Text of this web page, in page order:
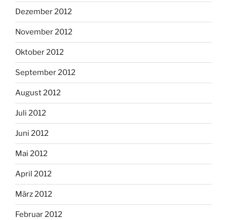
Dezember 2012
November 2012
Oktober 2012
September 2012
August 2012
Juli 2012
Juni 2012
Mai 2012
April 2012
März 2012
Februar 2012